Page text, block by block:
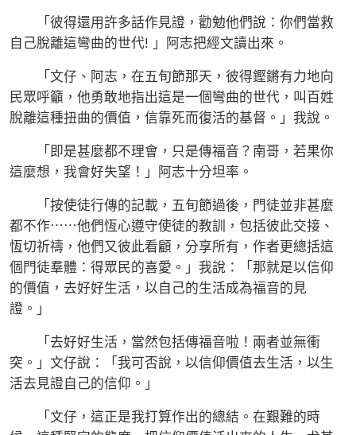
「彼得還用許多話作見證，勸勉他們說：你們當救
自己脫離這彎曲的世代! 」阿志把經文讀出來。
「文仔、阿志，在五旬節那天，彼得鏗鏘有力地向
民眾呼籲，他勇敢地指出這是一個彎曲的世代，叫百姓
脫離這種扭曲的價值，信靠死而復活的基督。」我說。
「即是甚麼都不理會，只是傳福音？南哥，若果你
這麼想，我會好失望！」阿志十分坦率。
「按使徒行傳的記載，五旬節過後，門徒並非甚麼
都不作⋯⋯他們恆心遵守使徒的教訓，包括彼此交接、
恆切祈禱，他們又彼此看顧，分享所有，作者更總括這
個門徒羣體：得眾民的喜愛。」我說：「那就是以信仰
的價值，去好好生活，以自己的生活成為福音的見
證。」
「去好好生活，當然包括傳福音啦！兩者並無衝
突。」文仔說：「我可否說，以信仰價值去生活，以生
活去見證自己的信仰。」
「文仔，這正是我打算作出的總結。在艱難的時